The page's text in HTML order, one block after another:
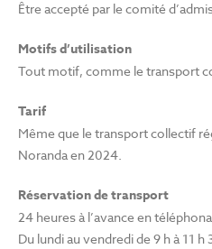
Être accepté par le comité
Motifs d’utilisation
Tout motif, comme le transport
Tarif
Même que le transport collectif
Noranda en 2024.
Réservation de transport
24 heures à l’avance en
Du lundi au vendredi de 9 h à 11